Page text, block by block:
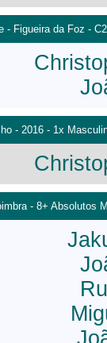
Figueira da Foz -
- 2016 - 1x
- 8+ Absolutos